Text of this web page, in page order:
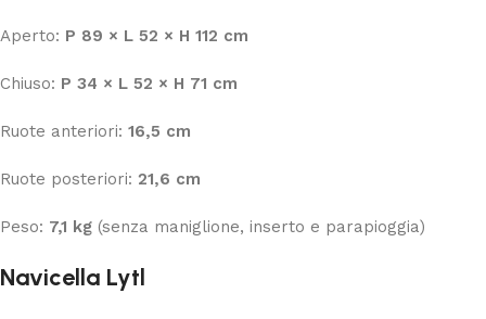
Aperto: P 89 × L 52 × H 112 cm
Chiuso: P 34 × L 52 × H 71 cm
Ruote anteriori: 16,5 cm
Ruote posteriori: 21,6 cm
Peso: 7,1 kg (senza maniglione, inserto e parapioggia)
Navicella Lytl